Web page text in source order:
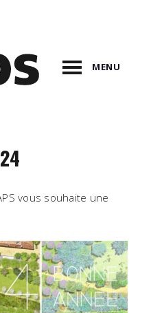
MENU
vous souhaite une